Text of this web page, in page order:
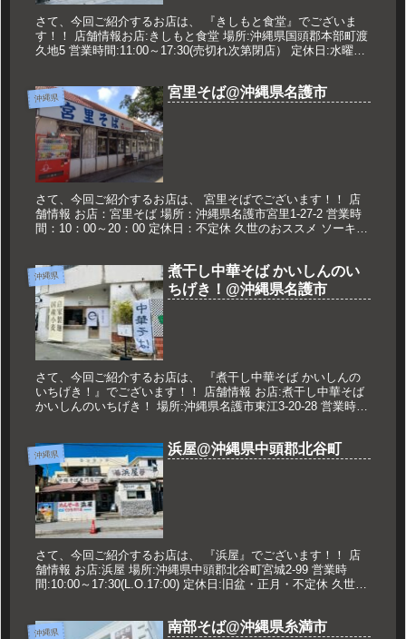
さて、今回ご紹介するお店は、 『きしもと食堂』でございま
す！！ 店舗情報お店:きしもと食堂 場所:沖縄県国頭郡本部町渡
久地5 営業時間:11:00～17:30(売切れ次第閉店） 定休日:水曜日
沖縄県 宮里そば@沖縄県名護市
さて、今回ご紹介するお店は、 宮里そばでございます！！ 店
舗情報 お店：宮里そば 場所：沖縄県名護市宮里1-27-2 営業時
間：10：00～20：00 定休日：不定休 久世のおススメ ソーキそ
沖縄県
煮干し中華そば かいしんのい
ちげき！@沖縄県名護市
さて、今回ご紹介するお店は、 『煮干し中華そば かいしんの
いちげき！』でございます！！ 店舗情報 お店:煮干し中華そば
かいしんのいちげき！ 場所:沖縄県名護市東江3-20-28 営業時
沖縄県 浜屋@沖縄県中頭郡北谷町
さて、今回ご紹介するお店は、 『浜屋』でございます！！ 店
舗情報 お店:浜屋 場所:沖縄県中頭郡北谷町宮城2-99 営業時
間:10:00～17:30(L.O.17:00) 定休日:旧盆・正月・不定休 久世の
沖縄県 南部そば@沖縄県糸満市